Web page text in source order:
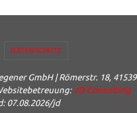
DATENSCHUTZ
GmbH | Römerstr. 18, 41539
JD-Consulting
07.08.2026/jd